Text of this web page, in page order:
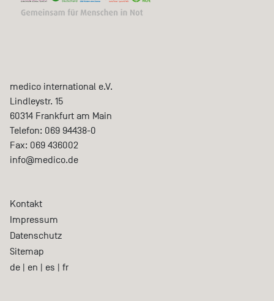
medico international e.V.
Lindleystr. 15
60314 Frankfurt am Main
Telefon: 069 94438-0
Fax: 069 436002
info@medico.de
Kontakt
Impressum
Datenschutz
Sitemap
de | en | es | fr